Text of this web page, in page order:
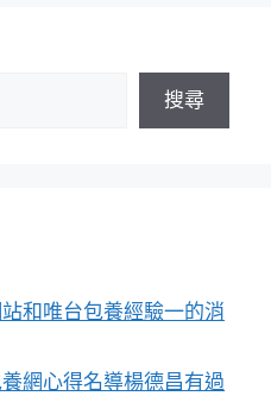
搜尋
和唯台包養經驗一的消
網心得名導楊德昌有過